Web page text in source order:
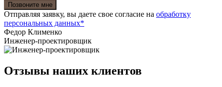
Отправляя заявку, вы даете свое согласие на обработку
персональных данных*
Федор Клименко
Инженер-проектировщик
Отзывы наших клиентов